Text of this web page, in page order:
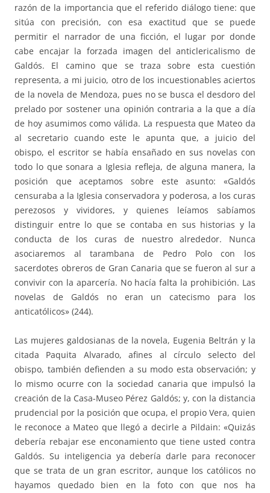
razón de la importancia que el referido diálogo tiene: que
sitúa con precisión, con esa exactitud que se puede
permitir el narrador de una ficción, el lugar por donde
cabe encajar la forzada imagen del anticlericalismo de
Galdós. El camino que se traza sobre esta cuestión
representa, a mi juicio, otro de los incuestionables aciertos
de la novela de Mendoza, pues no se busca el desdoro del
prelado por sostener una opinión contraria a la que a día
de hoy asumimos como válida. La respuesta que Mateo da
al secretario cuando este le apunta que, a juicio del
obispo, el escritor se había ensañado en sus novelas con
todo lo que sonara a Iglesia refleja, de alguna manera, la
posición que aceptamos sobre este asunto: «Galdós
censuraba a la Iglesia conservadora y poderosa, a los curas
perezosos y vividores, y quienes leíamos sabíamos
distinguir entre lo que se contaba en sus historias y la
conducta de los curas de nuestro alrededor. Nunca
asociaremos al tarambana de Pedro Polo con los
sacerdotes obreros de Gran Canaria que se fueron al sur a
convivir con la aparcería. No hacía falta la prohibición. Las
novelas de Galdós no eran un catecismo para los
anticatólicos» (244).
Las mujeres galdosianas de la novela, Eugenia Beltrán y la
citada Paquita Alvarado, afines al círculo selecto del
obispo, también defienden a su modo esta observación; y
lo mismo ocurre con la sociedad canaria que impulsó la
creación de la Casa-Museo Pérez Galdós; y, con la distancia
prudencial por la posición que ocupa, el propio Vera, quien
le reconoce a Mateo que llegó a decirle a Pildain: «Quizás
debería rebajar ese enconamiento que tiene usted contra
Galdós. Su inteligencia ya debería darle para reconocer
que se trata de un gran escritor, aunque los católicos no
hayamos quedado bien en la foto con que nos ha